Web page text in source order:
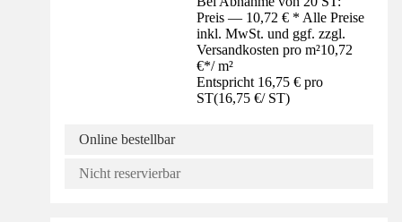
Preis — 10,72 € * Alle Preise
inkl. MwSt. und ggf. zzgl.
Versandkosten pro m²10,72
€*/ m²
Entspricht 16,75 € pro
ST(16,75 €/ ST)
Online bestellbar
Nicht reservierbar